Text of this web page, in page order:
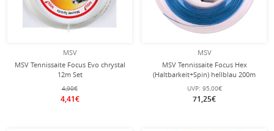
MSV
MSV Tennissaite Focus Evo chrystal
12m Set
4,90€
4,41€
MSV
MSV Tennissaite Focus Hex
(Haltbarkeit+Spin) hellblau 200m
Rolle
UVP: 95,00€
71,25€